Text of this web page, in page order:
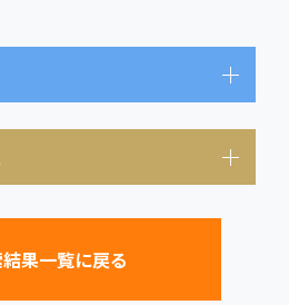
果一覧に戻る